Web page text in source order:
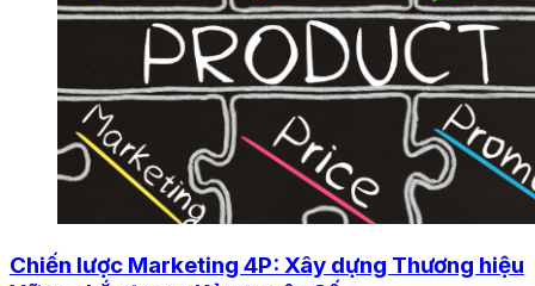
Chiến lược Marketing 4P: Xây dựng Thương hiệu